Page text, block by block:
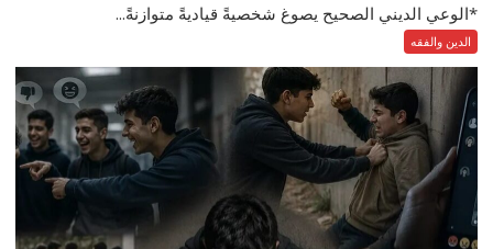
*الوعي الديني الصحيح يصوغ شخصيةً قياديةً متوازنةً...
الدين والفقه